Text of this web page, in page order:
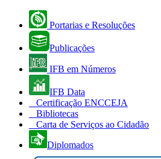
Portarias e Resoluções
Publicações
IFB em Números
IFB Data
Certificação ENCCEJA
Bibliotecas
Carta de Serviços ao Cidadão
Diplomados